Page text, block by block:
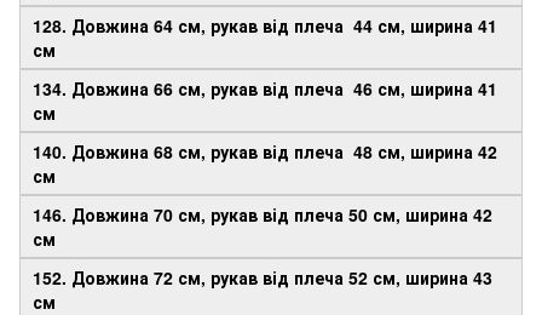
128. Довжина 64 см, рукав від плеча 44 см, ширина 41
см
134. Довжина 66 см, рукав від плеча 46 см, ширина 41
см
140. Довжина 68 см, рукав від плеча 48 см, ширина 42
см
146. Довжина 70 см, рукав від плеча 50 см, ширина 42
см
152. Довжина 72 см, рукав від плеча 52 см, ширина 43
см